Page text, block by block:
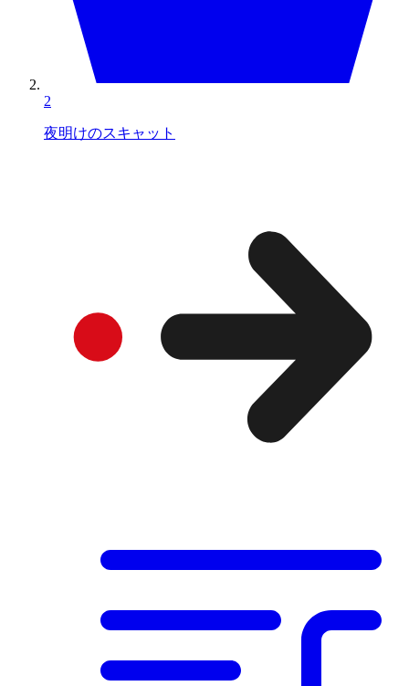
2
夜明けのスキャット